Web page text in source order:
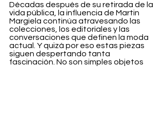
Décadas después de su retirada de la
vida pública, la influencia de Martin
Margiela continúa atravesando las
colecciones, los editoriales y las
conversaciones que definen la moda
actual. Y quizá por eso estas piezas
siguen despertando tanta
fascinación. No son simples objetos